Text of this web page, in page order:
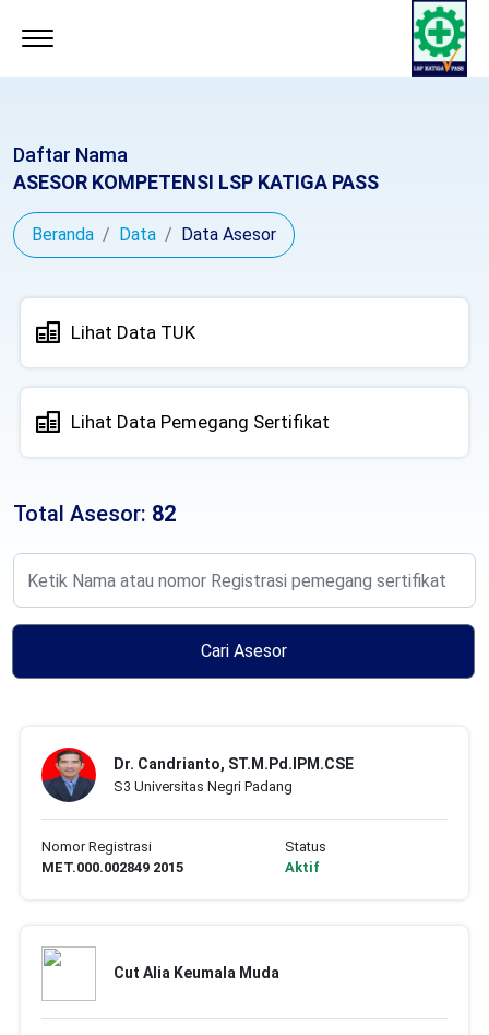
Daftar Nama
ASESOR KOMPETENSI LSP KATIGA PASS
Beranda Data Data Asesor
Lihat Data TUK
Lihat Data Pemegang Sertifikat
Total Asesor: 82
Cari Asesor
Dr. Candrianto, ST.M.Pd.IPM.CSE
S3 Universitas Negri Padang
Nomor Registrasi
MET.000.002849 2015
Status
Aktif
Cut Alia Keumala Muda